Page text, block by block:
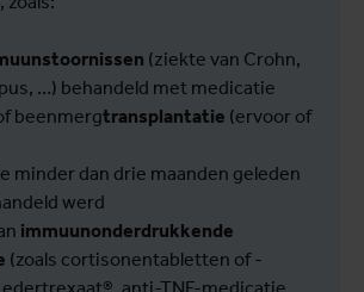
(ziekte van Crohn,
…) behandeld met medicatie
beenmergtransplantatie (ervoor of
minder dan drie maanden geleden
werd
immuunonderdrukkende
(zoals cortisonentabletten of -